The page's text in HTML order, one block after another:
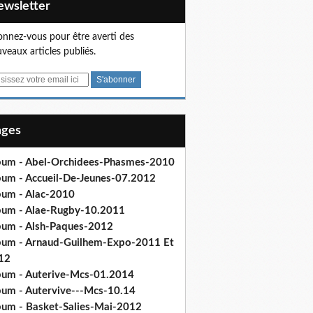
vous pour être averti des
articles publiés.
- Abel-Orchidees-Phasmes-2010
- Accueil-De-Jeunes-07.2012
- Alac-2010
- Alae-Rugby-10.2011
- Alsh-Paques-2012
- Arnaud-Guilhem-Expo-2011 Et
- Auterive-Mcs-01.2014
- Autervive---Mcs-10.14
- Basket-Salies-Mai-2012